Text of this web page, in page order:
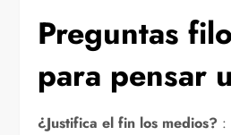
Preguntas
para pensar
¿Justifica el fin los medios? :